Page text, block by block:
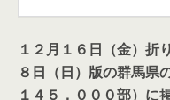
１２月１６日（金）折
８日（日）版の群馬県
１４５，０００部）に